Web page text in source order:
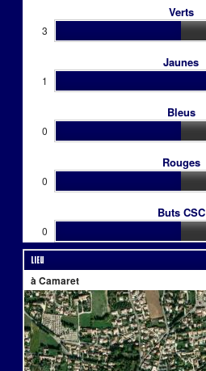
Verts
3
Jaunes
1
Bleus
0
Rouges
0
Buts CSC
0
Lieu
à Camaret